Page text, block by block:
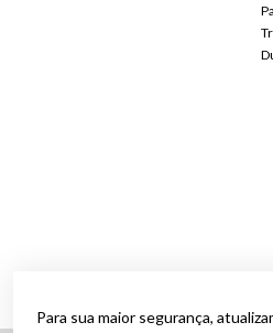
Para sua maior segurança,